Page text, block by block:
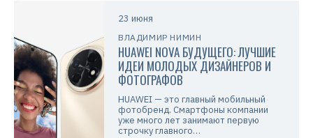
23 июня
ВЛАДИМИР НИМИН
HUAWEI NOVA БУДУЩЕГО: ЛУЧШИЕ
ИДЕИ МОЛОДЫХ ДИЗАЙНЕРОВ И
ФОТОГРАФОВ
HUAWEI — это главный мобильный
фотобренд. Смартфоны компании
уже много лет занимают первую
строчку главного…